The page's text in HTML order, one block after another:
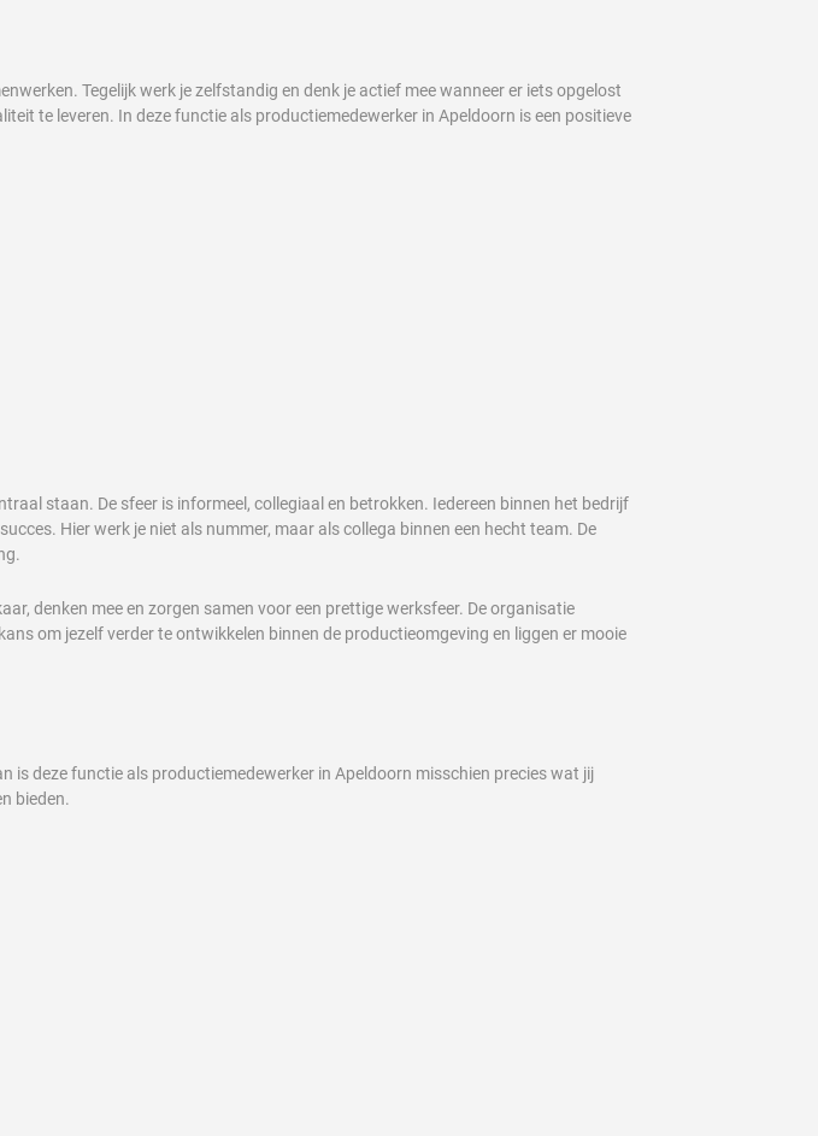
Tegelijk werk je zelfstandig en denk je actief mee wanneer er iets opgelost
te leveren. In deze functie als productiemedewerker in Apeldoorn is een positieve
staan. De sfeer is informeel, collegiaal en betrokken. Iedereen binnen het bedrijf
Hier werk je niet als nummer, maar als collega binnen een hecht team. De
denken mee en zorgen samen voor een prettige werksfeer. De organisatie
om jezelf verder te ontwikkelen binnen de productieomgeving en liggen er mooie
is deze functie als productiemedewerker in Apeldoorn misschien precies wat jij
bieden.